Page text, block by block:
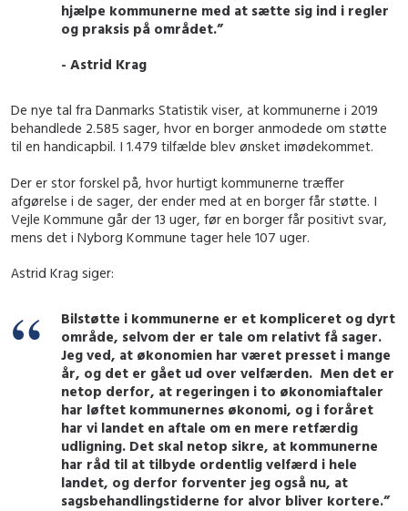
hjælpe kommunerne med at sætte sig ind i regler
og praksis på området.”
- Astrid Krag
De nye tal fra Danmarks Statistik viser, at kommunerne i 2019
behandlede 2.585 sager, hvor en borger anmodede om støtte
til en handicapbil. I 1.479 tilfælde blev ønsket imødekommet.
Der er stor forskel på, hvor hurtigt kommunerne træffer
afgørelse i de sager, der ender med at en borger får støtte. I
Vejle Kommune går der 13 uger, før en borger får positivt svar,
mens det i Nyborg Kommune tager hele 107 uger.
Astrid Krag siger:
Bilstøtte i kommunerne er et kompliceret og dyrt
område, selvom der er tale om relativt få sager.
Jeg ved, at økonomien har været presset i mange
år, og det er gået ud over velfærden. Men det er
netop derfor, at regeringen i to økonomiaftaler
har løftet kommunernes økonomi, og i foråret
har vi landet en aftale om en mere retfærdig
udligning. Det skal netop sikre, at kommunerne
har råd til at tilbyde ordentlig velfærd i hele
landet, og derfor forventer jeg også nu, at
sagsbehandlingstiderne for alvor bliver kortere.”